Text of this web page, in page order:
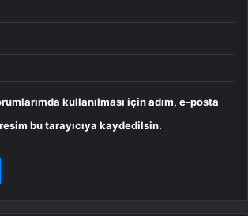
kullanılması için adım, e-posta
bu tarayıcıya kaydedilsin.